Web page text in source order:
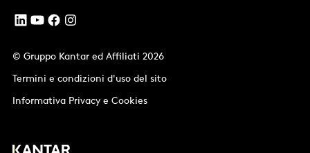
© Gruppo Kantar ed Affiliati 2026
Termini e condizioni d'uso del sito
Informativa Privacy e Cookies